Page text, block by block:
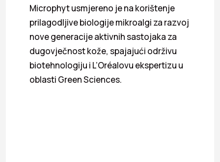
Microphyt usmjereno je na korištenje
prilagodljive biologije mikroalgi za razvoj
nove generacije aktivnih sastojaka za
dugovječnost kože, spajajući održivu
biotehnologiju i L’Oréalovu ekspertizu u
oblasti Green Sciences.